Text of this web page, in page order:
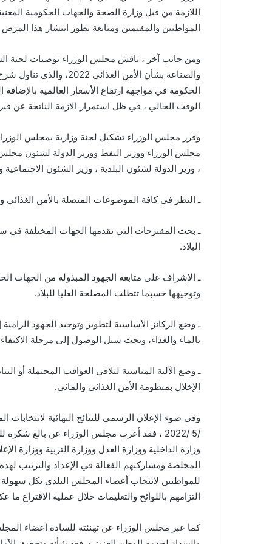
اللازمة من قبل وزارة الصحة والجهات الحكومية
المواطنين والمقيمين ومتابعة تطور انتشار هذا المرض
ومن جانب آخر ، ناقش مجلس الوزراء توصيات لجنة
والصناعة بشأن الأمن
الحكومة في مواجهة ارتفاع الأسعار العالمية
الوقت الحالي ، في ظل استمرار الازمة الناتجة عن
وقرر مجلس الوزراء تشكيل لجنة وزارية بمجلس
مجلس الوزراء ووزير النفط ووزير الدولة لشئون
، وزير الدولة لشئون البلدية ، وزير الشئون الاجتماعية
ـ النظر في كافة الموضوعات المتصلة بالأمن الغذائي
ـ بحث المقترحات التي تقدمها الجهات المختلفة في
البلاد.
ـ الإشراف على متابعة الجهود المبذولة من الجهات
وتوجيهها حسبما تتطلب المصلحة العليا للبلاد.
ـ وضع الركائز الأساسية لتطوير وتوحيد الجهود
بالماء والغذاء، وبحث سبل الوصول إلى مرحلة
ـ وضع الآلية المناسبة لتلافي العواقب المحتملة أو
الإخلال بمنظومة الأمن الغذائي والمائي.
/5 /2022 ، فقد أعرب مجلس الوزراء عن بالغ
وزارة الداخلية ووزارة العدل ووزارة التربية ووزارة
المخلصة ومشاركتهم الفعالة في الإعداد والترتيب
للمواطنين لانتخاب أعضاء المجلس البلدي بكل
التزامهم باللوائح والتعليمات خلال عملية الاقتراع
كما عبر مجلس الوزراء عن تهنئته للسادة أعضاء